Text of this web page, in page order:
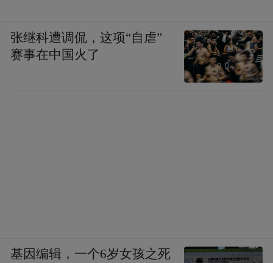
张继科遭调侃，这项“自虐”
赛事在中国火了
基因编辑，一个6岁女孩之死